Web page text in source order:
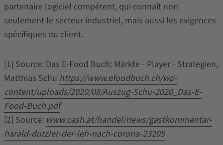
partenaire logiciel compétent, qui connaît non
seulement le secteur industriel, mais aussi les exigences
spécifiques du client.
[1] Source: Das E-Food Buch: Märkte - Player - Strategien,
Matthias Schu https://www.efoodbuch.ch/wp-
content/uploads/2020/08/Auszug-Schu-2020_Das-E-
Food-Buch.pdf
[2] Source: www.cash.at/handel/news/gastkommentar-
harald-dutzler-der-leh-nach-corona-23205